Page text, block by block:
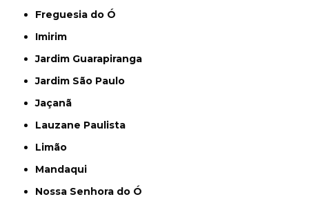
Freguesia do Ó
Imirim
Jardim Guarapiranga
Jardim São Paulo
Jaçanã
Lauzane Paulista
Limão
Mandaqui
Nossa Senhora do Ó